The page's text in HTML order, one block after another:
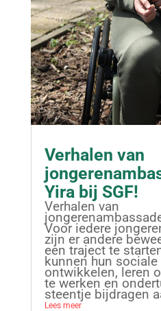
Verhalen van
Yira bij SGF!
Verhalen van
Voor iedere
zijn er andere
een traject te
kunnen hun
ontwikkelen, leren
te werken en
steentje bijdragen
Lees meer